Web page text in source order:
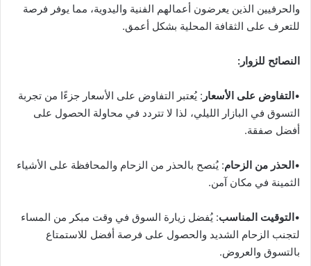
والحرفيين الذين يعرضون أعمالهم الفنية واليدوية، مما يوفر فرصة
للتعرف على الثقافة المحلية بشكل أعمق.
النصائح للزوار:
• التفاوض على الأسعار : يُعتبر التفاوض على الأسعار جزءًا من تجربة
التسوق في البازار الليلي، لذا لا تتردد في محاولة الحصول على
أفضل صفقة.
• الحذر من الزحام: يُنصح بالحذر من الزحام والمحافظة على الأشياء
الثمينة في مكان آمن.
• التوقيت المناسب: يُفضل زيارة السوق في وقت مبكر من المساء
لتجنب الزحام الشديد والحصول على فرصة أفضل للاستمتاع
بالتسوق والعروض.